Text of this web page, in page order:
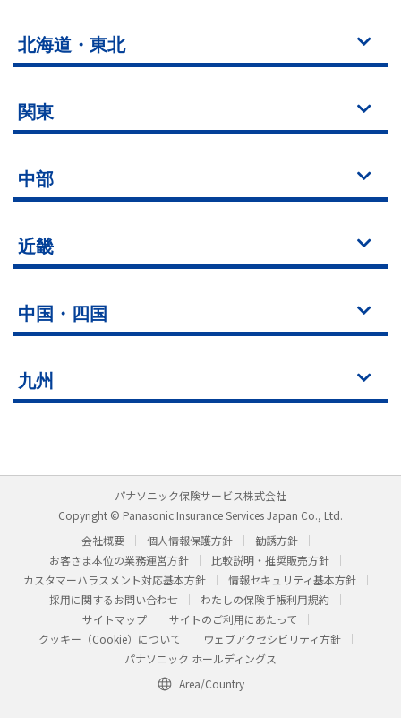
北海道・東北
関東
中部
近畿
中国・四国
九州
パナソニック保険サービス株式会社
Copyright © Panasonic Insurance Services Japan Co., Ltd.
会社概要
個人情報保護方針
勧誘方針
お客さま本位の業務運営方針
比較説明・推奨販売方針
カスタマーハラスメント対応基本方針
情報セキュリティ基本方針
採用に関するお問い合わせ
わたしの保険手帳利用規約
サイトマップ
サイトのご利用にあたって
クッキー（Cookie）について
ウェブアクセシビリティ方針
パナソニック ホールディングス
Area/Country